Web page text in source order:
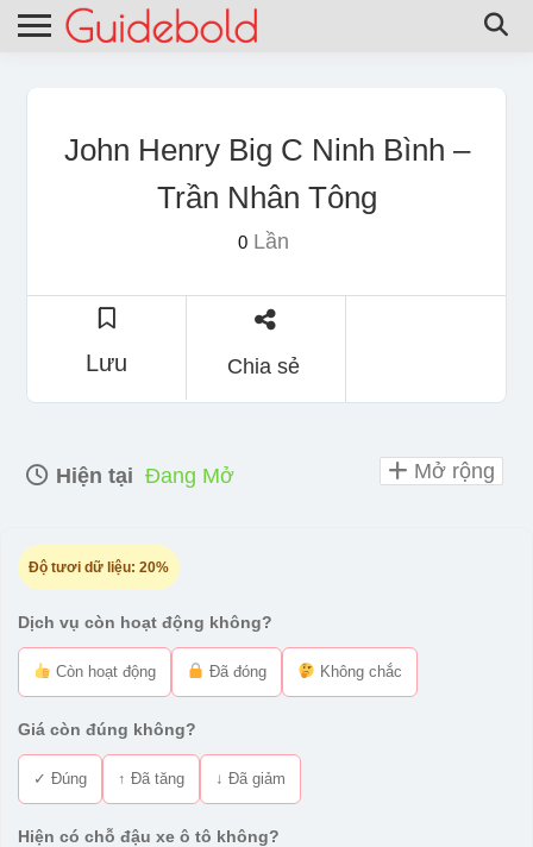
John Henry Big C Ninh Bình –
Trần Nhân Tông
0Lần
Lưu Chia sẻ
Hiện tại Đang Mở
Độ tươi dữ liệu: 20%
Dịch vụ còn hoạt động không?
Còn hoạt động Đã đóng Không chắc
Giá còn đúng không?
✓ Đúng ↑ Đã tăng ↓ Đã giảm
Hiện có chỗ đậu xe ô tô không?
Mở rộng